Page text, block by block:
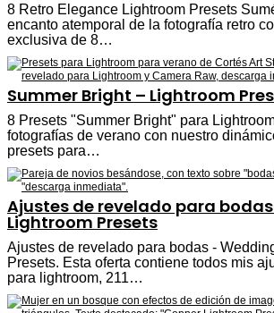
8 Retro Elegance Lightroom Presets
encanto atemporal de la fotografía retro
exclusiva de 8…
Summer Bright – Lightroom
8 Presets "Summer Bright" para
fotografías de verano con nuestro
presets para…
Ajustes de revelado para
Lightroom Presets
Ajustes de revelado para bodas -
Presets. Esta oferta contiene todos mis
para lightroom, 211…